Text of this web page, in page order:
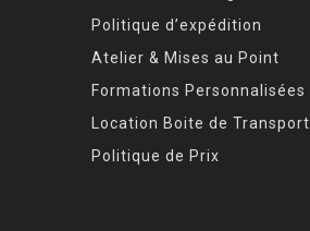
Politique d’expédition
Atelier & Mises au Point
Formations Personnalisées
Location Boite de Transport
Politique de Prix